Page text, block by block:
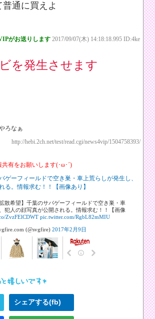
通に買えよ
がお送りします 2017/09/07(木) 14:18:18.995 ID:4ke
を発生させます
ろなぁ
http://hebi.2ch.net/test/read.cgi/news4vip/1504758393/
共有をお願いします(･ω･´)
ゲーフィールドで空き巣・車上荒らしが発生し、
る。情報求む！！【画像あり】
散希望】千葉のサバゲーフィールドで空き巣・車
犯人の顔写真が公開される。情報求む！！【画像
ZvzFElCDWT pic.twitter.com/RgbL82mMIU
(@svgfire) 2017年2月9日
シェアする(fb)